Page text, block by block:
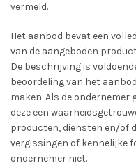
vermeld.
Het aanbod bevat een
van de aangeboden
De beschrijving is
beoordeling van het
maken. Als de
deze een
producten, diensten en/of
vergissingen of kennelijke
ondernemer niet.